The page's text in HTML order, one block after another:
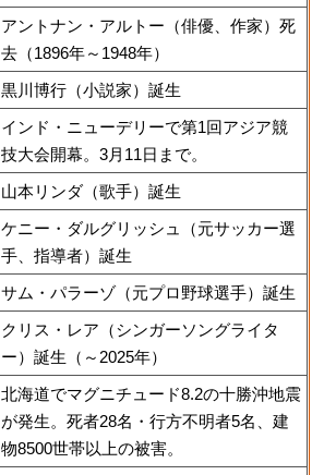
アントナン・アルトー（俳優、作家）死
去（1896年～1948年）
黒川博行（小説家）誕生
インド・ニューデリーで第1回アジア競
技大会開幕。3月11日まで。
山本リンダ（歌手）誕生
ケニー・ダルグリッシュ（元サッカー選
手、指導者）誕生
サム・パラーゾ（元プロ野球選手）誕生
クリス・レア（シンガーソングライタ
ー）誕生（～2025年）
北海道でマグニチュード8.2の十勝沖地震
が発生。死者28名・行方不明者5名、建
物8500世帯以上の被害。